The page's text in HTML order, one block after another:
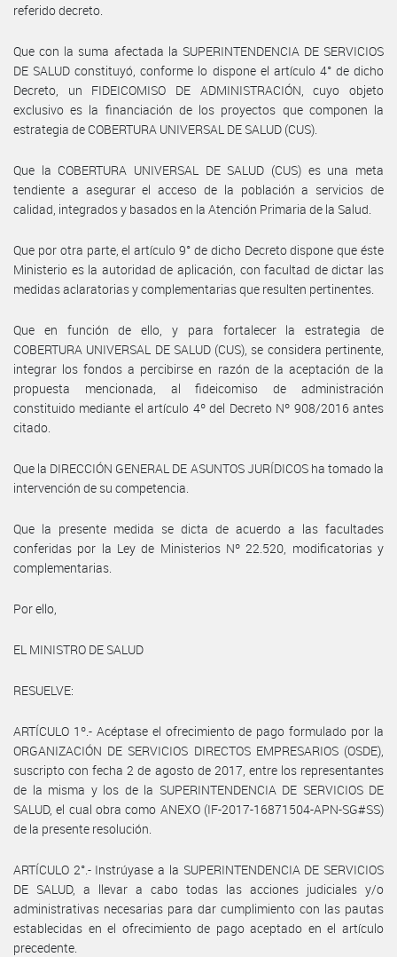
referido decreto.
Que con la suma afectada la SUPERINTENDENCIA DE SERVICIOS
DE SALUD constituyó, conforme lo dispone el artículo 4° de dicho
Decreto, un FIDEICOMISO DE ADMINISTRACIÓN, cuyo objeto
exclusivo es la financiación de los proyectos que componen la
estrategia de COBERTURA UNIVERSAL DE SALUD (CUS).
Que la COBERTURA UNIVERSAL DE SALUD (CUS) es una meta
tendiente a asegurar el acceso de la población a servicios de
calidad, integrados y basados en la Atención Primaria de la Salud.
Que por otra parte, el artículo 9° de dicho Decreto dispone que éste
Ministerio es la autoridad de aplicación, con facultad de dictar las
medidas aclaratorias y complementarias que resulten pertinentes.
Que en función de ello, y para fortalecer la estrategia de
COBERTURA UNIVERSAL DE SALUD (CUS), se considera pertinente,
integrar los fondos a percibirse en razón de la aceptación de la
propuesta mencionada, al fideicomiso de administración
constituido mediante el artículo 4º del Decreto Nº 908/2016 antes
citado.
Que la DIRECCIÓN GENERAL DE ASUNTOS JURÍDICOS ha tomado la
intervención de su competencia.
Que la presente medida se dicta de acuerdo a las facultades
conferidas por la Ley de Ministerios Nº 22.520, modificatorias y
complementarias.
Por ello,
EL MINISTRO DE SALUD
RESUELVE:
ARTÍCULO 1º.- Acéptase el ofrecimiento de pago formulado por la
ORGANIZACIÓN DE SERVICIOS DIRECTOS EMPRESARIOS (OSDE),
suscripto con fecha 2 de agosto de 2017, entre los representantes
de la misma y los de la SUPERINTENDENCIA DE SERVICIOS DE
SALUD, el cual obra como ANEXO (IF-2017-16871504-APN-SG#SS)
de la presente resolución.
ARTÍCULO 2°.- Instrúyase a la SUPERINTENDENCIA DE SERVICIOS
DE SALUD, a llevar a cabo todas las acciones judiciales y/o
administrativas necesarias para dar cumplimiento con las pautas
establecidas en el ofrecimiento de pago aceptado en el artículo
precedente.